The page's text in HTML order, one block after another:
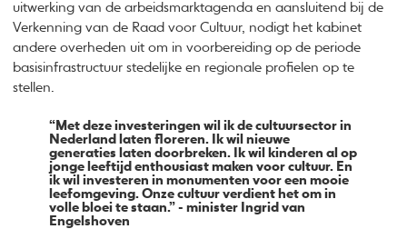
uitwerking van de arbeidsmarktagenda en aansluitend bij de
Verkenning van de Raad voor Cultuur, nodigt het kabinet
andere overheden uit om in voorbereiding op de periode
basisinfrastructuur stedelijke en regionale profielen op te
stellen.
“Met deze investeringen wil ik de cultuursector in
Nederland laten floreren. Ik wil nieuwe
generaties laten doorbreken. Ik wil kinderen al op
jonge leeftijd enthousiast maken voor cultuur. En
ik wil investeren in monumenten voor een mooie
leefomgeving. Onze cultuur verdient het om in
volle bloei te staan.” - minister Ingrid van
Engelshoven